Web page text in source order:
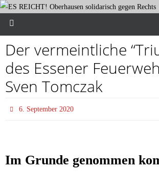
Der ver­meint­li­che
des Esse­ner
Sven Tomczak
6. September 2020
Im Grun­de genom­men